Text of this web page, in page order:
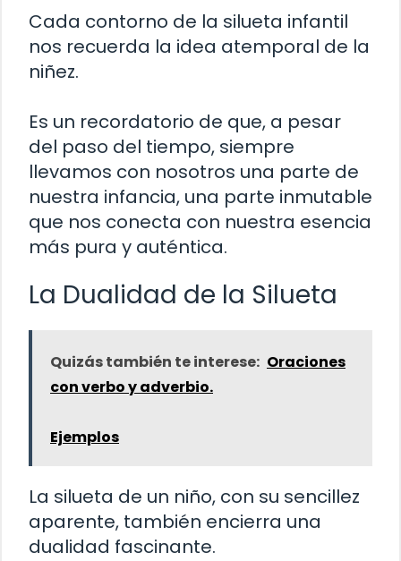
Cada contorno de la silueta infantil
nos recuerda la idea atemporal de la
niñez.
Es un recordatorio de que, a pesar
del paso del tiempo, siempre
llevamos con nosotros una parte de
nuestra infancia, una parte inmutable
que nos conecta con nuestra esencia
más pura y auténtica.
La Dualidad de la Silueta
Quizás también te interese: Oraciones
con verbo y adverbio.
Ejemplos
La silueta de un niño, con su sencillez
aparente, también encierra una
dualidad fascinante.